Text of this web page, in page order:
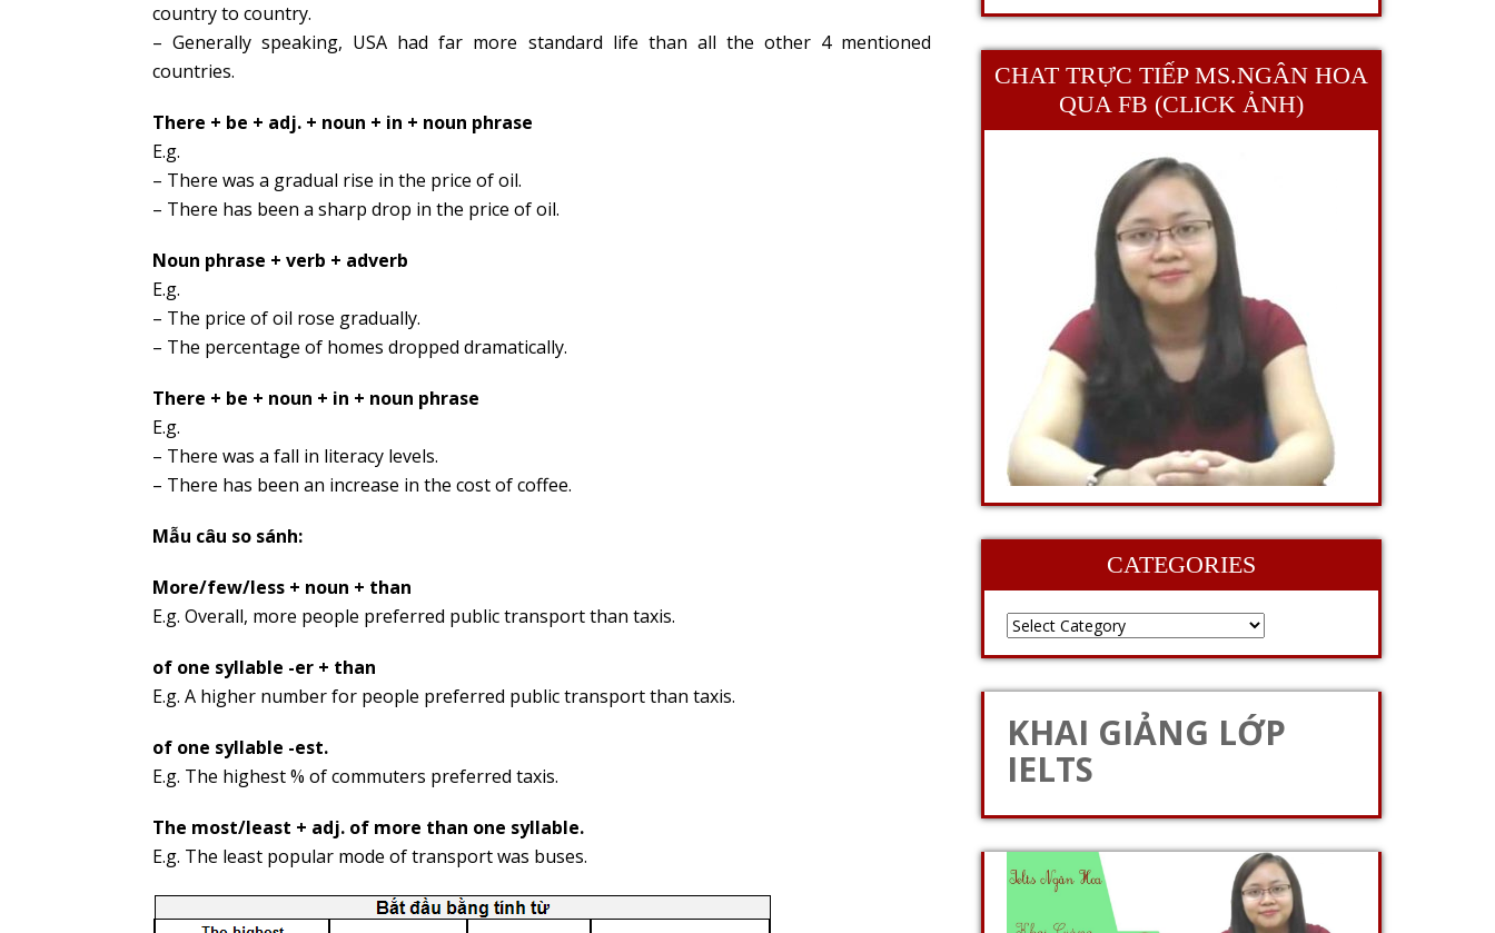
country to country.
– Generally speaking, USA had far more standard life than all the other 4 mentioned
countries.
There + be + adj. + noun + in + noun phrase
E.g.
– There was a gradual rise in the price of oil.
– There has been a sharp drop in the price of oil.
Noun phrase + verb + adverb
E.g.
– The price of oil rose gradually.
– The percentage of homes dropped dramatically.
There + be + noun + in + noun phrase
E.g.
– There was a fall in literacy levels.
– There has been an increase in the cost of coffee.
Mẫu câu so sánh:
More/few/less + noun + than
E.g. Overall, more people preferred public transport than taxis.
of one syllable -er + than
E.g. A higher number for people preferred public transport than taxis.
of one syllable -est.
E.g. The highest % of commuters preferred taxis.
The most/least + adj. of more than one syllable.
E.g. The least popular mode of transport was buses.
CHAT TRỰC TIẾP MS.NGÂN HOA
QUA FB (CLICK ẢNH)
CATEGORIES
KHAI GIẢNG LỚP
IELTS